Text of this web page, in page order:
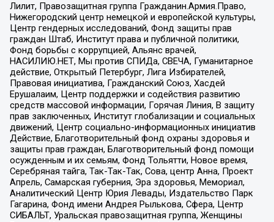
Лилит, Правозащитная группа Гражданин.Армия.Право,
Нижегородский центр немецкой и европейской культуры,
Центр гендерных исследований, Фонд защиты прав
граждан Штаб, Институт права и публичной политики,
Фонд борьбы с коррупцией, Альянс врачей,
НАСИЛИЮ.НЕТ, Мы против СПИДа, СВЕЧА, Гуманитарное
действие, Открытый Петербург, Лига Избирателей,
Правовая инициатива, Гражданский Союз, Хасдей
Ерушалаим, Центр поддержки и содействия развитию
средств массовой информации, Горячая Линия, В защиту
прав заключенных, Институт глобализации и социальных
движений, Центр социально-информационных инициатив
Действие, Благотворительный фонд охраны здоровья и
защиты прав граждан, Благотворительный фонд помощи
осужденным и их семьям, Фонд Тольятти, Новое время,
Серебряная тайга, Так-Так-Так, Сова, центр Анна, Проект
Апрель, Самарская губерния, Эра здоровья, Мемориал,
Аналитический Центр Юрия Левады, Издательство Парк
Гагарина, Фонд имени Андрея Рылькова, Сфера, Центр
СИБАЛЬТ, Уральская правозащитная группа, Женщины